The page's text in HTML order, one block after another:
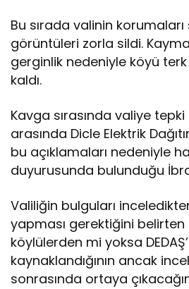
Bu sırada valinin
görüntüleri zorla sildi.
gerginlik nedeniyle köyü
kaldı.
Kavga sırasında valiye
arasında Dicle Elektrik
bu açıklamaları nedeniyle
duyurusunda bulunduğu
Valiliğin bulguları
yapması gerektiğini belirten
köylülerden mi yoksa
kaynaklandığının ancak
sonrasında ortaya